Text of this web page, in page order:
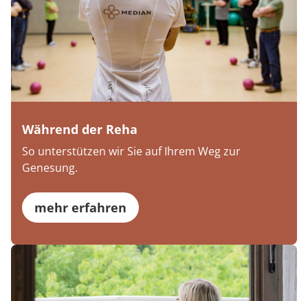
Während der Reha
So unterstützen wir Sie auf Ihrem Weg zur
Genesung.
mehr erfahren